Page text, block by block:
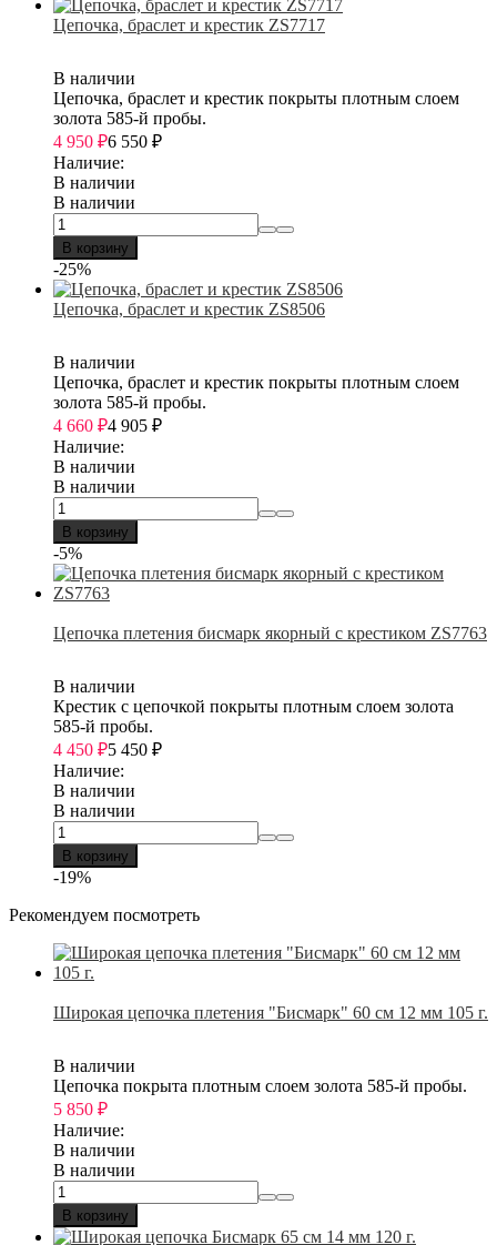
Цепочка, браслет и крестик ZS7717
В наличии
Цепочка, браслет и крестик покрыты плотным слоем
золота 585-й пробы.
4 950 ₽6 550 ₽
Наличие:
В наличии
В наличии
В корзину
-25%
Цепочка, браслет и крестик ZS8506
В наличии
Цепочка, браслет и крестик покрыты плотным слоем
золота 585-й пробы.
4 660 ₽4 905 ₽
Наличие:
В наличии
В наличии
В корзину
-5%
Цепочка плетения бисмарк якорный с крестиком ZS7763
В наличии
Крестик с цепочкой покрыты плотным слоем золота
585-й пробы.
4 450 ₽5 450 ₽
Наличие:
В наличии
В наличии
В корзину
-19%
Рекомендуем посмотреть
Широкая цепочка плетения "Бисмарк" 60 см 12 мм 105 г.
В наличии
Цепочка покрыта плотным слоем золота 585-й пробы.
5 850 ₽
Наличие:
В наличии
В наличии
В корзину